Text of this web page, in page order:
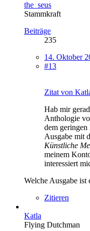
the_seus
Stammkraft
Beiträge
235
14. Oktober
#13
Zitat von
Hab mir
Anthologie
dem
Ausgabe mit
Künstliche
meinem
interessiert
Welche Ausgabe ist
Zitieren
Katla
Flying Dutchman